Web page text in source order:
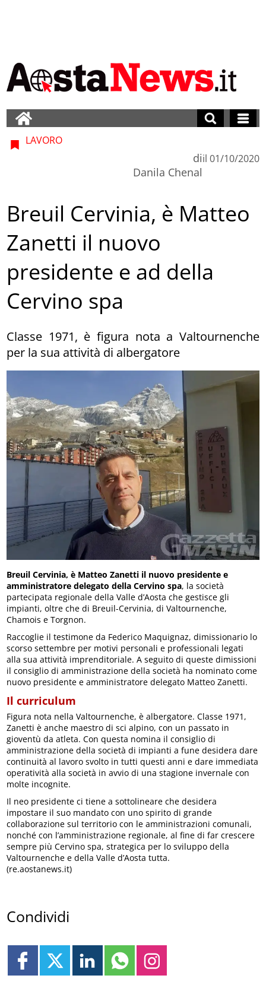
LAVORO
di
Danila Chenal
il 01/10/2020
Breuil Cervinia, è Matteo
Zanetti il nuovo
presidente e ad della
Cervino spa
Classe 1971, è figura nota a Valtournenche
per la sua attività di albergatore
Breuil Cervinia, è Matteo Zanetti il nuovo presidente e
amministratore delegato della Cervino spa, la società
partecipata regionale della Valle d’Aosta che gestisce gli
impianti, oltre che di Breuil-Cervinia, di Valtournenche,
Chamois e Torgnon.
Raccoglie il testimone da Federico Maquignaz, dimissionario lo
scorso settembre per motivi personali e professionali legati
alla sua attività imprenditoriale. A seguito di queste dimissioni
il consiglio di amministrazione della società ha nominato come
nuovo presidente e amministratore delegato Matteo Zanetti.
Il curriculum
Figura nota nella Valtournenche, è albergatore. Classe 1971,
Zanetti è anche maestro di sci alpino, con un passato in
gioventù da atleta. Con questa nomina il consiglio di
amministrazione della società di impianti a fune desidera dare
continuità al lavoro svolto in tutti questi anni e dare immediata
operatività alla società in avvio di una stagione invernale con
molte incognite.
Il neo presidente ci tiene a sottolineare che desidera
impostare il suo mandato con uno spirito di grande
collaborazione sul territorio con le amministrazioni comunali,
nonché con l’amministrazione regionale, al fine di far crescere
sempre più Cervino spa, strategica per lo sviluppo della
Valtournenche e della Valle d’Aosta tutta.
(re.aostanews.it)
Condividi